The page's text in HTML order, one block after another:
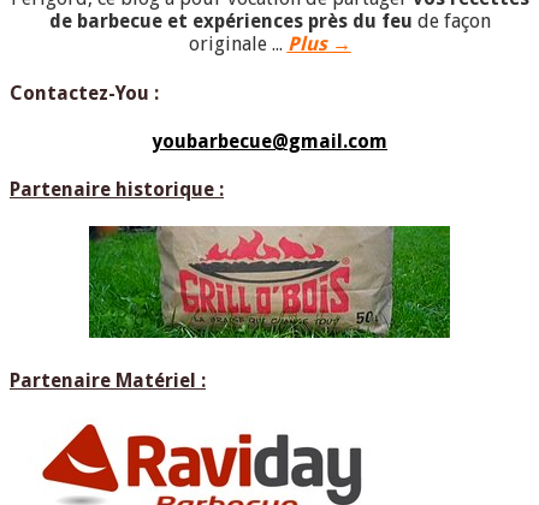
de barbecue et expériences près du feu de façon
originale ... Plus →
Contactez-You :
youbarbecue@gmail.com
Partenaire historique :
Partenaire Matériel :